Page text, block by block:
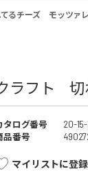
るチーズ モッツァ
ラフト 切
タログ番号
20-
品番号
マイリストに登